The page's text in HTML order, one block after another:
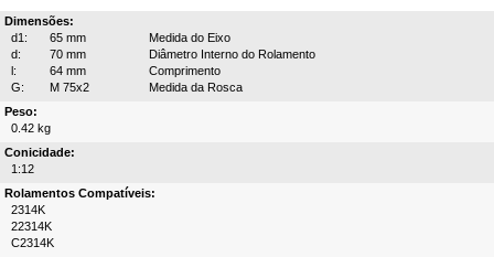
Dimensões:
d1:
65 mm
Medida do Eixo
d:
70 mm
Diâmetro Interno do Rolamento
l:
64 mm
Comprimento
G:
M 75x2
Medida da Rosca
Peso:
0.42 kg
Conicidade:
1:12
Rolamentos Compatíveis:
2314K
22314K
C2314K